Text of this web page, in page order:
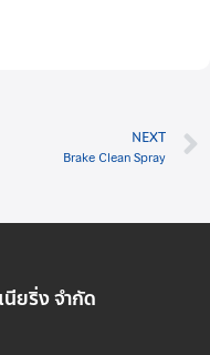
NEXT
Brake Clean Spray
ยริ่ง จำกัด